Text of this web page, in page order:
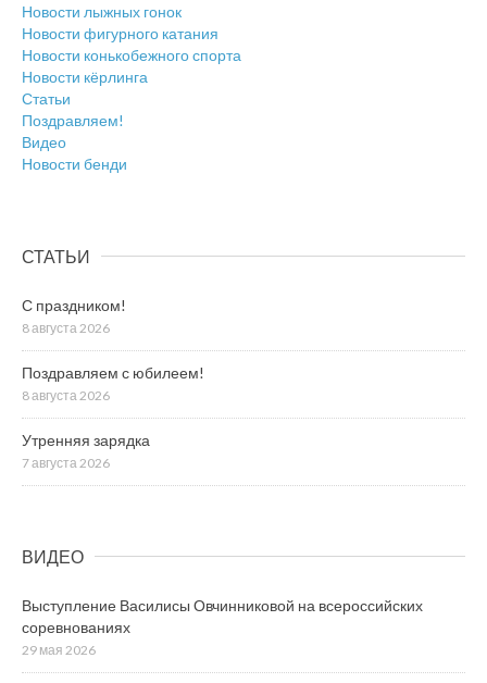
Новости лыжных гонок
Новости фигурного катания
Новости конькобежного спорта
Новости кёрлинга
Статьи
Поздравляем!
Видео
Новости бенди
СТАТЬИ
С праздником!
8 августа 2026
Поздравляем с юбилеем!
8 августа 2026
Утренняя зарядка
7 августа 2026
ВИДЕО
Выступление Василисы Овчинниковой на всероссийских
соревнованиях
29 мая 2026